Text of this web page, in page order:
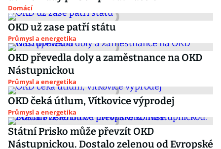
Domácí
OKD už zase patří státu
Průmysl a energetika
OKD převedla doly a zaměstnance na OKD
Nástupnickou
Průmysl a energetika
OKD čeká útlum, Vítkovice výprodej
Průmysl a energetika
Státní Prisko může převzít OKD
Nástupnickou. Dostalo zelenou od Evropské